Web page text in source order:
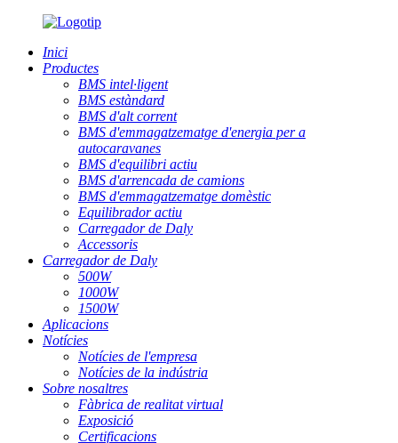
Inici
Productes
BMS intel·ligent
BMS estàndard
BMS d'alt corrent
BMS d'emmagatzematge d'energia per a
autocaravanes
BMS d'equilibri actiu
BMS d'arrencada de camions
BMS d'emmagatzematge domèstic
Equilibrador actiu
Carregador de Daly
Accessoris
Carregador de Daly
500W
1000W
1500W
Aplicacions
Notícies
Notícies de l'empresa
Notícies de la indústria
Sobre nosaltres
Fàbrica de realitat virtual
Exposició
Certificacions